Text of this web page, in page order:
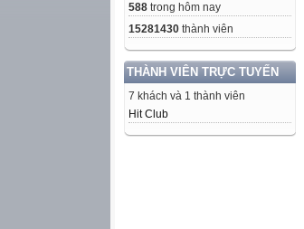
588 trong hôm nay
15281430 thành viên
THÀNH VIÊN TRỰC TUYẾN
7 khách và 1 thành viên
Hit Club